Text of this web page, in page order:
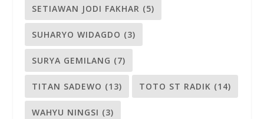
SETIAWAN JODI FAKHAR (5)
SUHARYO WIDAGDO (3)
SURYA GEMILANG (7)
TITAN SADEWO (13) TOTO ST RADIK (14)
WAHYU NINGSI (3)